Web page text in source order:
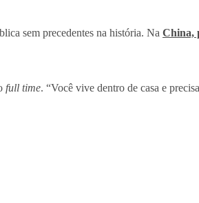
sem precedentes na história. Na China,
full time. “Você vive dentro de casa e